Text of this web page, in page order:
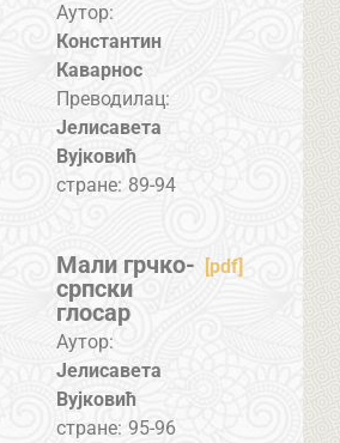
Аутор:
Константин
Каварнос
Преводилац:
Јелисавета
Вујковић
стране: 89-94
Мали грчко-
српски
глосар
[pdf]
Аутор:
Јелисавета
Вујковић
стране: 95-96